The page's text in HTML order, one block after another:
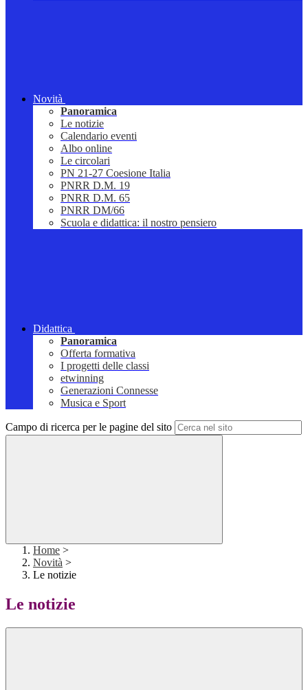
Novità
Panoramica
Le notizie
Calendario eventi
Albo online
Le circolari
PN 21-27 Coesione Italia
PNRR D.M. 19
PNRR D.M. 65
PNRR DM/66
Scuola e didattica: il nostro pensiero
Didattica
Panoramica
Offerta formativa
I progetti delle classi
etwinning
Generazioni Connesse
Musica e Sport
Campo di ricerca per le pagine del sito
Home >
Novità >
Le notizie
Le notizie